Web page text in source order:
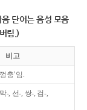
단어는 음성 모음
림.)
비고
충’임.
-, 선-, 쌍-, 검-,